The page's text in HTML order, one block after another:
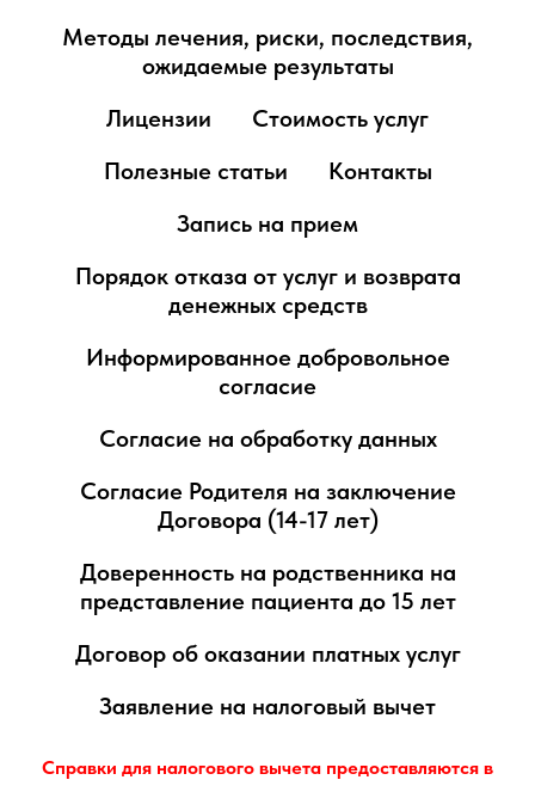
Методы лечения, риски, последствия,
ожидаемые результаты
Лицензии
Стоимость услуг
Полезные статьи
Контакты
Запись на прием
Порядок отказа от услуг и возврата
денежных средств
Информированное добровольное
согласие
Согласие на обработку данных
Согласие Родителя на заключение
Договора (14-17 лет)
Доверенность на родственника на
представление пациента до 15 лет
Договор об оказании платных услуг
Заявление на налоговый вычет
Справки для налогового вычета предоставляются в